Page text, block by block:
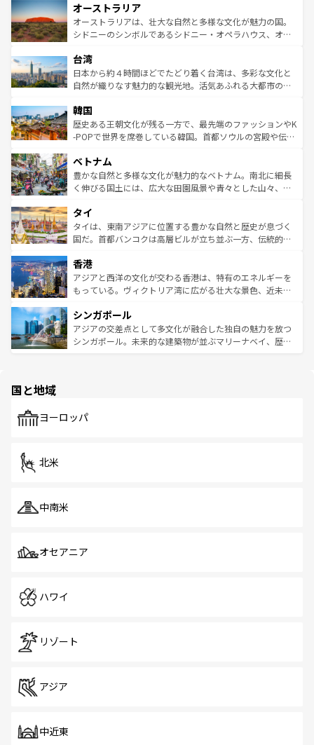
部のニューオーリンズでは、音楽と美食が融合した独特の
文化が魅力。旅行者はアメリカの各地域で異なる魅力を楽
しみながら、その多様性と豊かな歴史を感じることができ
ならではの贅沢な旅のスタイルだ。 なお、新着のアメリカ
情報はコンテンツ一覧を参照してほしい。
ワイ島は見逃せない。また、定番の観光地といえばオアフ
島だが、静かな自然を求めるならマウイ島やカウアイ島が
おすすめ。エメラルドグリーンに輝く海をはじめ、豊かな
れるおもてなしの心で訪れる人々を迎えてくれるハワイの
人々、おいしいローカルフードやハワイアンミュージッ
ク、伝統的なフラダンスなど、すべてがハワイの魅力を彩
ワイを、存分に味わってほしい。 なお、新着のハワイ情報
はコンテンツ一覧を参照してほしい。
オーストラリア
オーストラリアは、壮大な自然と多様な文化が魅力の国。
シドニーのシンボルであるシドニー・オペラハウス、オー
リアリーフや大陸中央部にそびえるウルル（エアーズロッ
ク）、タスマニアの美しい原生林やケアンズの熱帯雨林な
ど、見どころがたくさん。また、カフェやワイン、オージ
いる。アクティビティも充実しており、サーフィンやダイ
ビング、ハイキングなど、アウトドア好きにはたまらな
い。オーストラリアの多彩な魅力を存分に味わいつくそ
参照してほしい。
台湾
日本から約４時間ほどでたどり着く台湾は、多彩な文化と
自然が織りなす魅力的な観光地。活気あふれる大都市の台
ン）、静ひつな山岳地帯である台湾東部など、都市の喧騒
と山間の静けさが共存しており、訪れる人に新しい発見と
驚きをもたらしてくれる。また、奥深い台湾の食文化も魅
容にもいいと評判のスイーツなど、バラエティ豊かな料理
が味わえる。 なお、新着の台湾情報は コンテンツ一覧を参
照してほしい。
韓国
歴史ある王朝文化が残る一方で、最先端のファッションやK
-POPで世界を席巻している韓国。首都ソウルの宮殿や伝統
き、地方に足を延ばせば四季折々の自然美を楽しむことが
できる。そして、キムチや焼肉、絶品のストリートフード
まで、さまざまな韓国料理が待っている。夜には、韓国な
リティに包まれながら、韓国の多彩な魅力を心ゆくまで味
わってみてほしい。 なお、新着の韓国情報はコンテンツ一
覧を参照してほしい。
ベトナム
豊かな自然と多様な文化が魅力的なベトナム。南北に細長
く伸びる国土には、広大な田園風景や青々とした山々、世
急速な発展と共に伝統が息づく。ハノイの古い町並みやホ
ーチミン市のフランス統治時代の建物も、独特の雰囲気を
醸し出している。また、バラエティの豊かさとおいしさで
とつ。フォーやバインミー、ベトナムコーヒーなどは、ぜ
ひ現地で味わいたい。どの地域を訪れてもあたたかい人々
が旅行者を迎えてくれるので、きっと忘れられない旅にな
参照してほしい。
タイ
タイは、東南アジアに位置する豊かな自然と歴史が息づく
国だ。首都バンコクは高層ビルが立ち並ぶ一方、伝統的な
の活気が交差している。北部ではチェンマイなどの山岳地
帯で自然と触れ合い、南部ではプーケットやクラビの美し
いビーチでリゾート気分を楽しむことができる。タイ料理
激する。気候は一年中温暖で、どの季節にも異なる楽しみ
が待っている。親しみやすいタイの人々、仏教を中心とし
た文化、そして多様な観光資源が、訪れる旅人を魅了し続
香港
アジアと西洋の文化が交わる香港は、特有のエネルギーを
もっている。ヴィクトリア湾に広がる壮大な景色、近未来
み、どこを訪れても感動するはず。観光スポットが密集し
ており、効率よく見どころを回れるのも魅力。息をのむよ
うな絶景から文化的な体験まで、香港を存分に楽しみ尽く
シンガポール
アジアの交差点として多文化が融合した独自の魅力を放つ
シンガポール。未来的な建築物が並ぶマリーナベイ、歴史
で、ホーカーズは地元の風情を楽しめる外せないスポット
国と地域
ヨーロッパ
北米
中南米
オセアニア
ハワイ
リゾート
アジア
中近東